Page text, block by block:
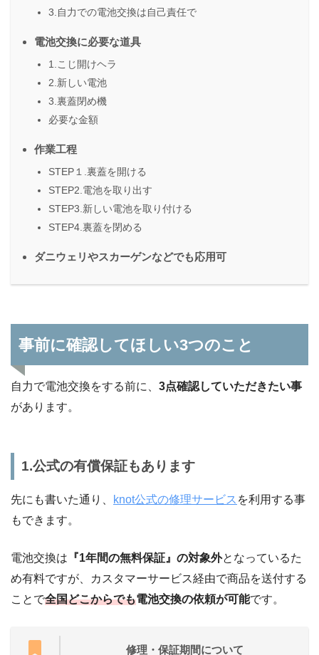
3.自力での電池交換は自己責任で
電池交換に必要な道具
1.こじ開けヘラ
2.新しい電池
3.裏蓋閉め機
必要な金額
作業工程
STEP１.裏蓋を開ける
STEP2.電池を取り出す
STEP3.新しい電池を取り付ける
STEP4.裏蓋を閉める
ダニウェリやスカーゲンなどでも応用可
事前に確認してほしい3つのこと
自力で電池交換をする前に、 3点確認していただきたい事
があります。
1.公式の有償保証もあります
先にも書いた通り、 knot公式の修理サービス を利用する事
もできます。
電池交換は 『1年間の無料保証』の対象外となっているた
め有料ですが、カスタマーサービス経由で商品を送付する
ことで全国どこからでも電池交換の依頼が可能です。
修理・保証期間について